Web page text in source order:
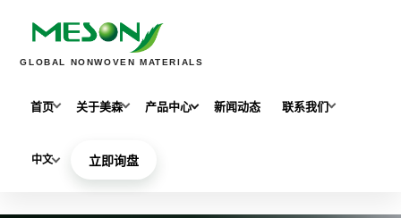
GLOBAL NONWOVEN MATERIALS
首页 关于美森 产品中心 新闻动态 联系我们
中文 立即询盘